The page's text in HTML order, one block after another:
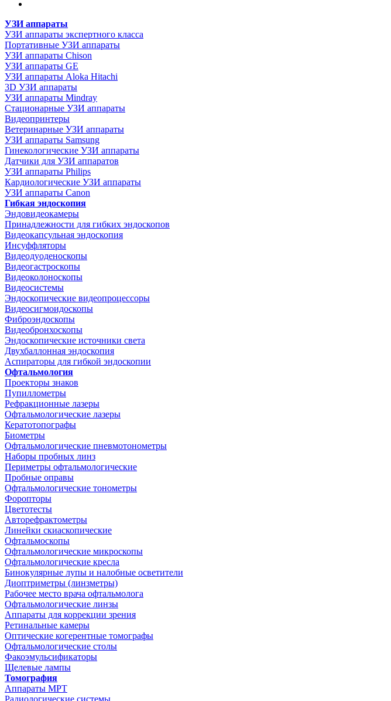
УЗИ аппараты
УЗИ аппараты экспертного класса
Портативные УЗИ аппараты
УЗИ аппараты Chison
УЗИ аппараты GE
УЗИ аппараты Aloka Hitachi
3D УЗИ аппараты
УЗИ аппараты Mindray
Стационарные УЗИ аппараты
Видеопринтеры
Ветеринарные УЗИ аппараты
УЗИ аппараты Samsung
Гинекологические УЗИ аппараты
Датчики для УЗИ аппаратов
УЗИ аппараты Philips
Кардиологические УЗИ аппараты
УЗИ аппараты Canon
Гибкая эндоскопия
Эндовидеокамеры
Принадлежности для гибких эндоскопов
Видеокапсульная эндоскопия
Инсуффляторы
Видеодуоденоскопы
Видеогастроскопы
Видеоколоноскопы
Видеосистемы
Эндоскопические видеопроцессоры
Видеосигмоидоскопы
Фиброэндоскопы
Видеобронхоскопы
Эндоскопические источники света
Двухбаллонная эндоскопия
Аспираторы для гибкой эндоскопии
Офтальмология
Проекторы знаков
Пупиллометры
Рефракционные лазеры
Офтальмологические лазеры
Кератотопографы
Биометры
Офтальмологические пневмотонометры
Наборы пробных линз
Периметры офтальмологические
Пробные оправы
Офтальмологические тонометры
Форопторы
Цветотесты
Авторефрактометры
Линейки скиаскопические
Офтальмоскопы
Офтальмологические микроскопы
Офтальмологические кресла
Бинокулярные лупы и налобные осветители
Диоптриметры (линзметры)
Рабочее место врача офтальмолога
Офтальмологические линзы
Аппараты для коррекции зрения
Ретинальные камеры
Оптические когерентные томографы
Офтальмологические столы
Факоэмульсификаторы
Щелевые лампы
Томография
Аппараты МРТ
Радиологические системы